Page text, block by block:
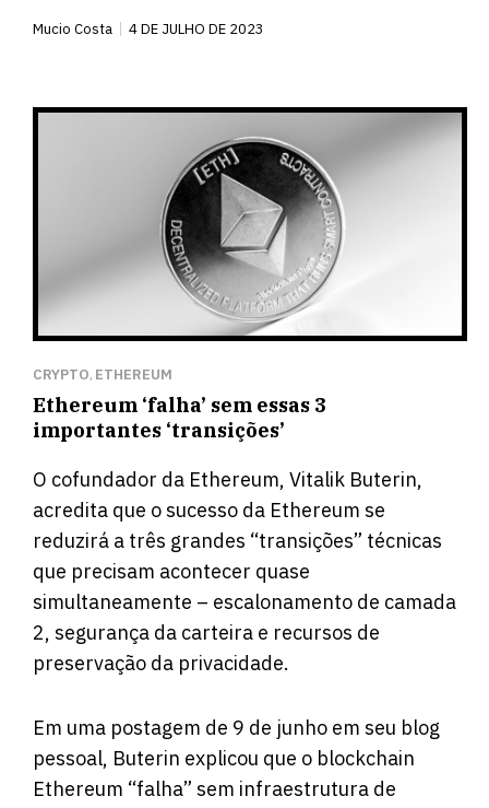
Mucio Costa 4 DE JULHO DE 2023
CRYPTO, ETHEREUM
Ethereum ‘falha’ sem essas 3
importantes ‘transições’
O cofundador da Ethereum, Vitalik Buterin,
acredita que o sucesso da Ethereum se
reduzirá a três grandes “transições” técnicas
que precisam acontecer quase
simultaneamente – escalonamento de camada
2, segurança da carteira e recursos de
preservação da privacidade.
Em uma postagem de 9 de junho em seu blog
pessoal, Buterin explicou que o blockchain
Ethereum “falha” sem infraestrutura de